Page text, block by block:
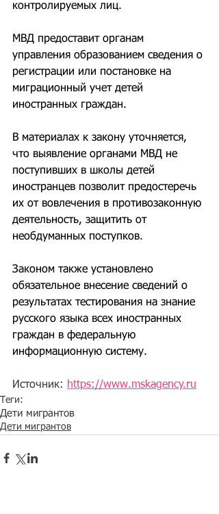
контролируемых лиц.
МВД предоставит органам
управления образованием сведения о
регистрации или постановке на
миграционный учет детей
иностранных граждан.
В материалах к закону уточняется,
что выявление органами МВД не
поступивших в школы детей
иностранцев позволит предостеречь
их от вовлечения в противозаконную
деятельность, защитить от
необдуманных поступков.
Законом также установлено
обязательное внесение сведений о
результатах тестирования на знание
русского языка всех иностранных
граждан в федеральную
информационную систему.
Источник: https://www.mskagency.ru
Теги:
Дети мигрантов
Дети мигрантов